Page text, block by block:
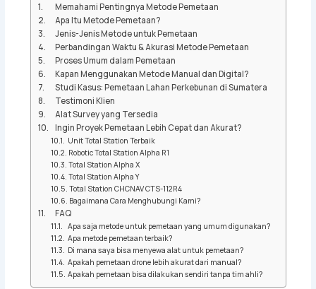
Memahami Pentingnya Metode Pemetaan
Apa Itu Metode Pemetaan?
Jenis-Jenis Metode untuk Pemetaan
Perbandingan Waktu & Akurasi Metode Pemetaan
Proses Umum dalam Pemetaan
Kapan Menggunakan Metode Manual dan Digital?
Studi Kasus: Pemetaan Lahan Perkebunan di Sumatera
Testimoni Klien
Alat Survey yang Tersedia
Ingin Proyek Pemetaan Lebih Cepat dan Akurat?
Unit Total Station Terbaik
Robotic Total Station Alpha R1
Total Station Alpha X
Total Station Alpha Y
Total Station CHCNAV CTS-112R4
Bagaimana Cara Menghubungi Kami?
FAQ
Apa saja metode untuk pemetaan yang umum digunakan?
Apa metode pemetaan terbaik?
Di mana saya bisa menyewa alat untuk pemetaan?
Apakah pemetaan drone lebih akurat dari manual?
Apakah pemetaan bisa dilakukan sendiri tanpa tim ahli?